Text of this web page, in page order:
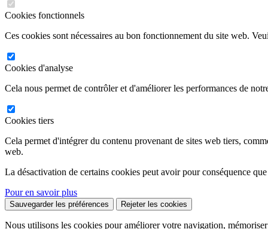
Cookies fonctionnels
Ces cookies sont nécessaires au bon fonctionnement du site web.
Cookies d'analyse
Cela nous permet de contrôler et d'améliorer les performances de
Cookies tiers
Cela permet d'intégrer du contenu provenant de sites web tiers,
web.
La désactivation de certains cookies peut avoir pour conséquence
Pour en savoir plus
Sauvegarder les préférences Rejeter les cookies
Nous utilisons les cookies pour améliorer votre navigation,